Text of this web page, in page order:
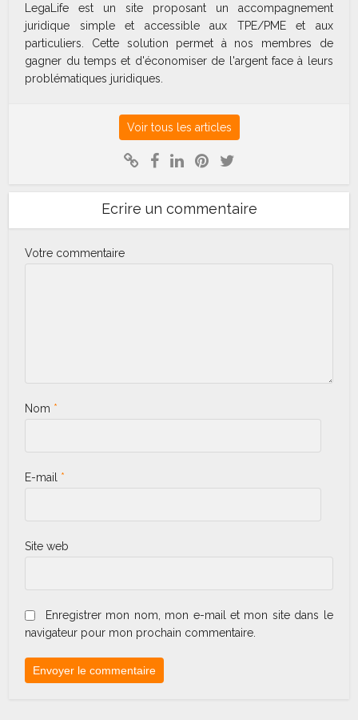
LegaLife est un site proposant un accompagnement
juridique simple et accessible aux TPE/PME et aux
particuliers. Cette solution permet à nos membres de
gagner du temps et d'économiser de l'argent face à leurs
problématiques juridiques.
Voir tous les articles
Ecrire un commentaire
Votre commentaire
Nom *
E-mail *
Site web
Enregistrer mon nom, mon e-mail et mon site dans le
navigateur pour mon prochain commentaire.